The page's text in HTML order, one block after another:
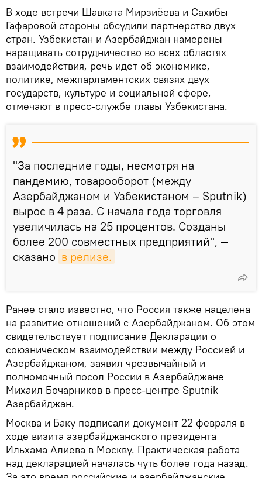
В ходе встречи Шавката Мирзиёева и Сахибы
Гафаровой стороны обсудили партнерство двух
стран. Узбекистан и Азербайджан намерены
наращивать сотрудничество во всех областях
взаимодействия, речь идет об экономике,
политике, межпарламентских связях двух
государств, культуре и социальной сфере,
отмечают в пресс-службе главы Узбекистана.
"За последние годы, несмотря на
пандемию, товарооборот (между
Азербайджаном и Узбекистаном – Sputnik)
вырос в 4 раза. С начала года торговля
увеличилась на 25 процентов. Созданы
более 200 совместных предприятий", —
сказано в релизе.
Ранее стало известно, что Россия также нацелена
на развитие отношений с Азербайджаном. Об этом
свидетельствует подписание Декларации о
союзническом взаимодействии между Россией и
Азербайджаном, заявил чрезвычайный и
полномочный посол России в Азербайджане
Михаил Бочарников в пресс-центре Sputnik
Азербайджан.
Москва и Баку подписали документ 22 февраля в
ходе визита азербайджанского президента
Ильхама Алиева в Москву. Практическая работа
над декларацией началась чуть более года назад.